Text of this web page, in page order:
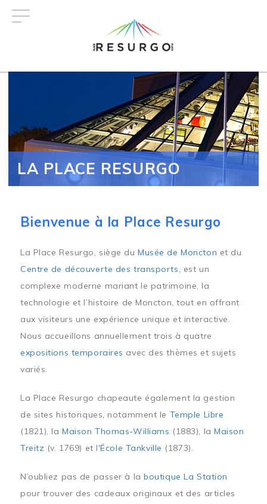
LA PLACE RESURGO
Bienvenue à la Place Resurgo
La Place Resurgo, siège duMusée de Moncton et du
Centre de découverte des transports, est un
complexe moderne mariant le patrimoine, la
technologie et l’histoire de Moncton, tout en offrant
aux visiteurs une expérience unique et interactive.
Nous accueillons annuellement trois à quatre
expositions temporaires avec des thèmes et sujets
variés.
La Place Resurgo chapeaute également la gestion
de sites historiques, notamment le Temple Libre
(1821), laMaison Thomas-Williams (1883), laMaison
Treitz (v. 1769) et l'École Tankville (1873).
N’oubliez pas de passer à laboutique La Station
pour trouver des cadeaux originaux et des articles